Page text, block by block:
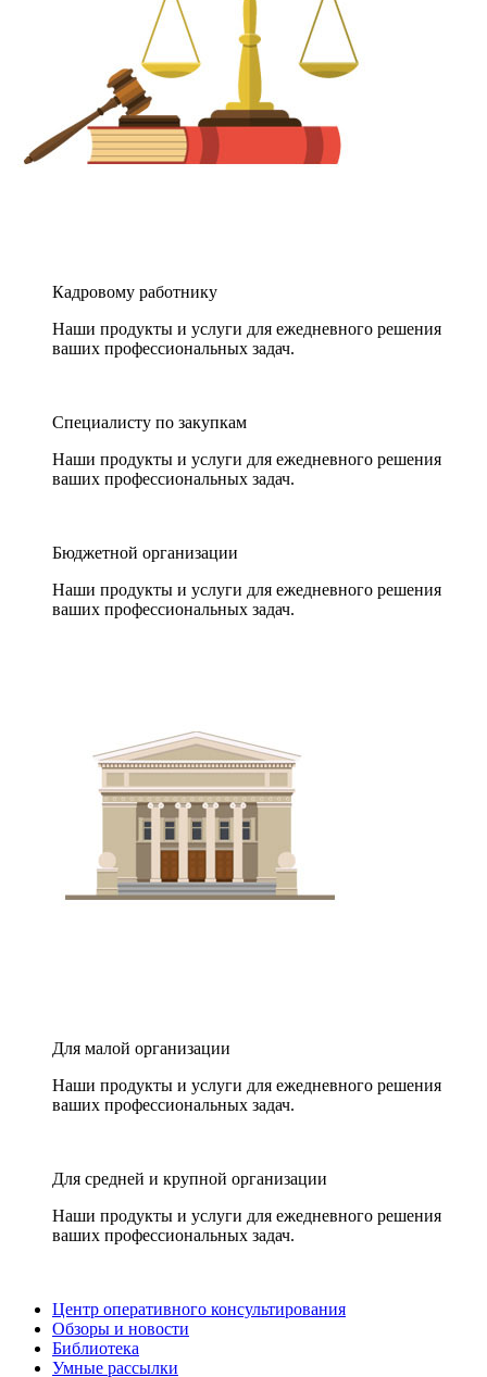
Кадровому работнику
Наши продукты и услуги для ежедневного решения
ваших профессиональных задач.
Специалисту по закупкам
Наши продукты и услуги для ежедневного решения
ваших профессиональных задач.
Бюджетной организации
Наши продукты и услуги для ежедневного решения
ваших профессиональных задач.
Для малой организации
Наши продукты и услуги для ежедневного решения
ваших профессиональных задач.
Для средней и крупной организации
Наши продукты и услуги для ежедневного решения
ваших профессиональных задач.
Центр оперативного консультирования
Обзоры и новости
Библиотека
Умные рассылки